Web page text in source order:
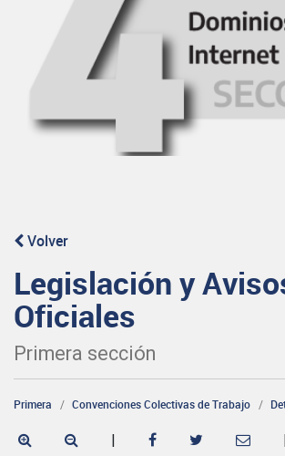
Volver
Legislación y
Oficiales
Primera sección
Primera Convenciones Colectivas de Trabajo
|